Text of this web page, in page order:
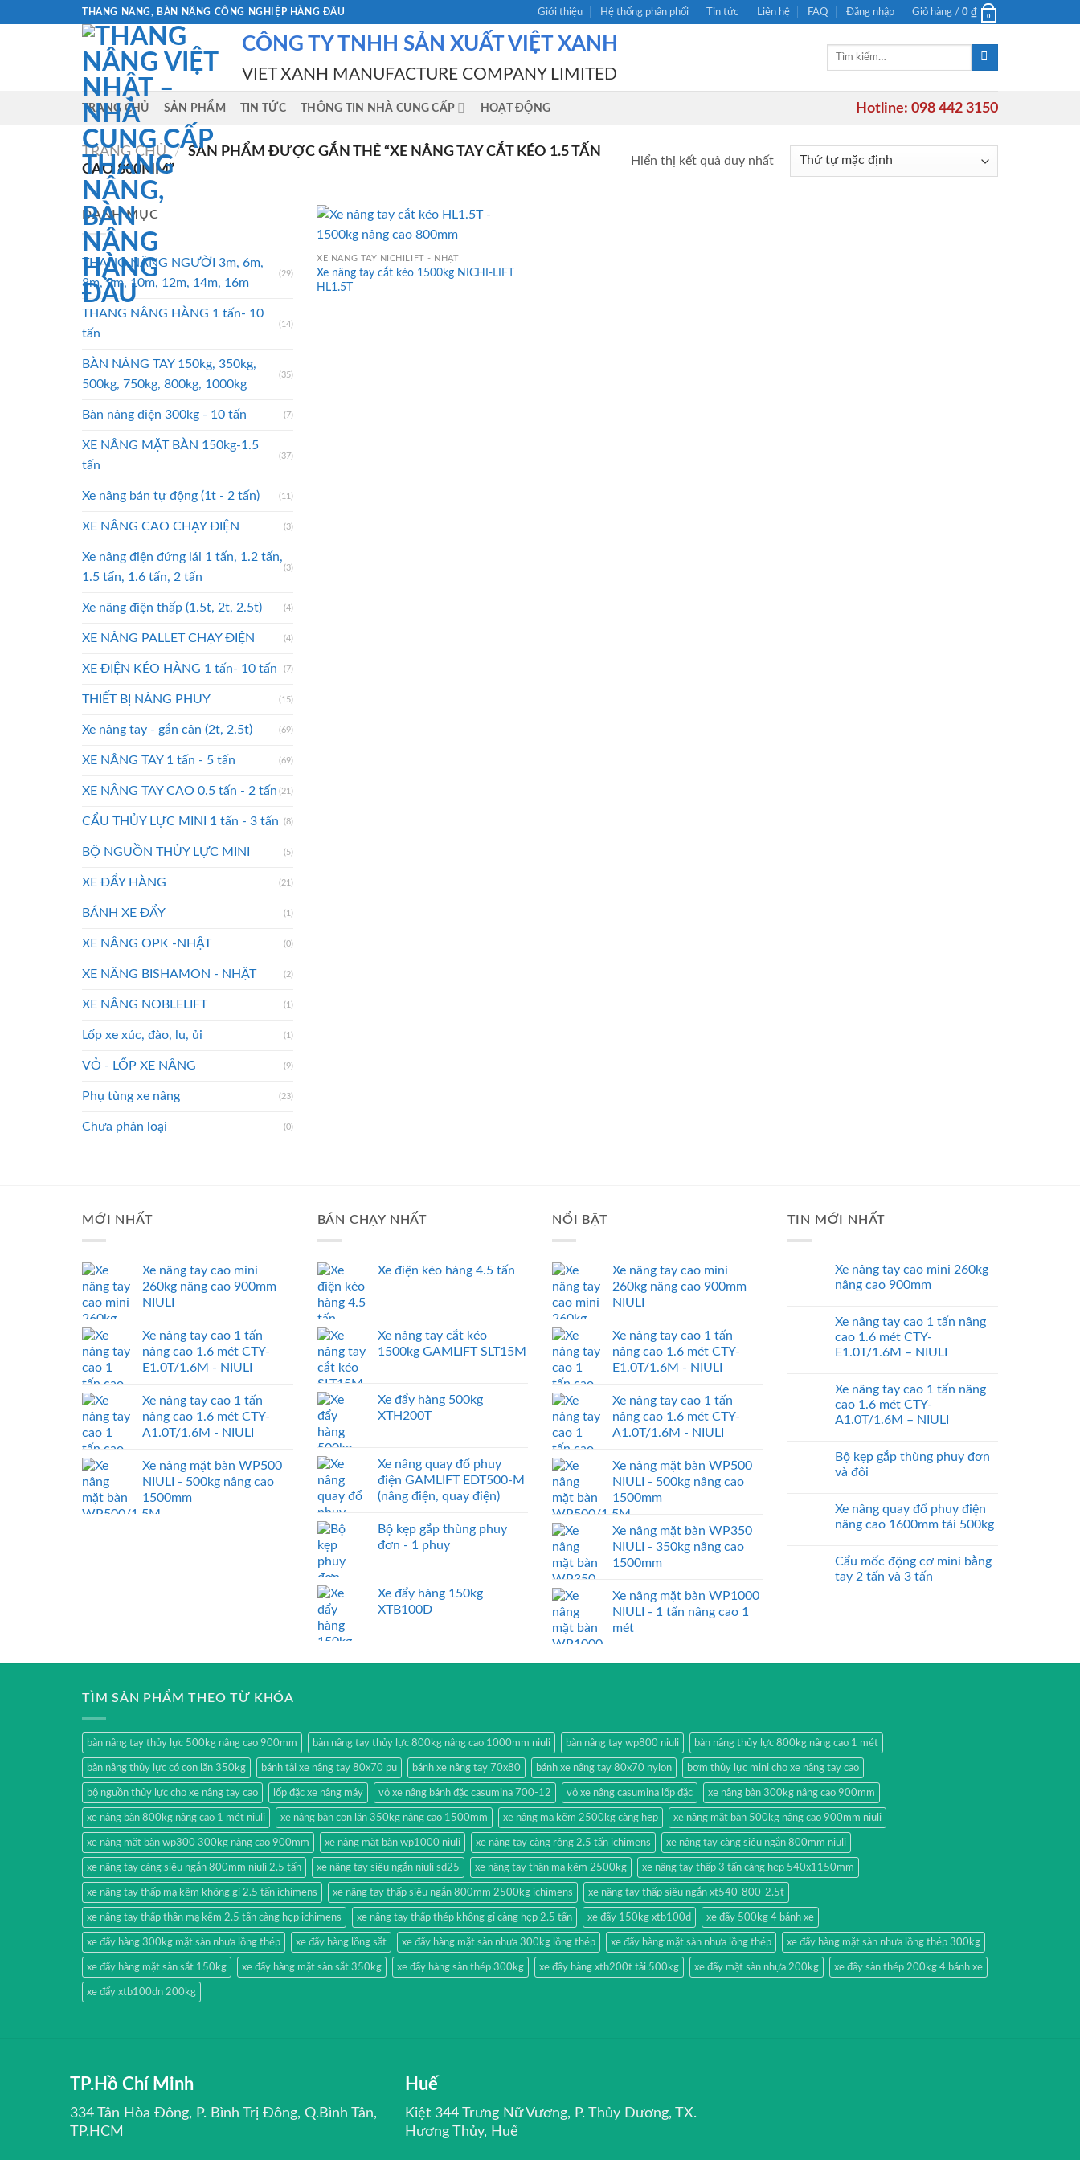
THANG NÂNG, BÀN NÂNG CÔNG NGHIỆP HÀNG ĐẦU Giới thiệu Hệ thống phân phối Tin tức Liên hệ FAQ Đăng nhập Giỏ hàng / 0 ₫ 0
CÔNG TY TNHH SẢN XUẤT VIỆT XANH
VIET XANH MANUFACTURE COMPANY LIMITED
Tìm
TRANG CHỦ SẢN PHẨM TIN TỨC THÔNG TIN NHÀ CUNG CẤP HOẠT ĐỘNG Hotline: 098 442 3150
TRANG CHỦ / SẢN PHẨM ĐƯỢC GẮN THẺ “XE NÂNG TAY CẮT KÉO 1.5 TẤN
CAO 800MM”
Hiển thị kết quả duy nhất
DANH MỤC
THANG NÂNG NGƯỜI 3m, 6m,
8m, 9m, 10m, 12m, 14m, 16m
(29)
THANG NÂNG HÀNG 1 tấn- 10
tấn
(14)
BÀN NÂNG TAY 150kg, 350kg,
500kg, 750kg, 800kg, 1000kg
(35)
Bàn nâng điện 300kg - 10 tấn (7)
XE NÂNG MẶT BÀN 150kg-1.5
tấn
(37)
Xe nâng bán tự động (1t - 2 tấn) (11)
XE NÂNG CAO CHẠY ĐIỆN (3)
Xe nâng điện đứng lái 1 tấn, 1.2 tấn,
1.5 tấn, 1.6 tấn, 2 tấn
(3)
Xe nâng điện thấp (1.5t, 2t, 2.5t) (4)
XE NÂNG PALLET CHẠY ĐIỆN (4)
XE ĐIỆN KÉO HÀNG 1 tấn- 10 tấn (7)
THIẾT BỊ NÂNG PHUY (15)
Xe nâng tay - gắn cân (2t, 2.5t) (69)
XE NÂNG TAY 1 tấn - 5 tấn (69)
XE NÂNG TAY CAO 0.5 tấn - 2 tấn (21)
CẨU THỦY LỰC MINI 1 tấn - 3 tấn (8)
BỘ NGUỒN THỦY LỰC MINI (5)
XE ĐẨY HÀNG (21)
BÁNH XE ĐẨY (1)
XE NÂNG OPK -NHẬT (0)
XE NÂNG BISHAMON - NHẬT (2)
XE NÂNG NOBLELIFT (1)
Lốp xe xúc, đào, lu, ủi (1)
VỎ - LỐP XE NÂNG (9)
Phụ tùng xe nâng (23)
Chưa phân loại (0)
XE NÂNG TAY NICHILIFT - NHẬT
Xe nâng tay cắt kéo 1500kg NICHI-LIFT
HL1.5T
MỚI NHẤT
Xe nâng tay cao mini
260kg nâng cao 900mm
NIULI
Xe nâng tay cao 1 tấn
nâng cao 1.6 mét CTY-
E1.0T/1.6M - NIULI
Xe nâng tay cao 1 tấn
nâng cao 1.6 mét CTY-
A1.0T/1.6M - NIULI
Xe nâng mặt bàn WP500
NIULI - 500kg nâng cao
1500mm
BÁN CHẠY NHẤT
Xe điện kéo hàng 4.5 tấn
Xe nâng tay cắt kéo
1500kg GAMLIFT SLT15M
Xe đẩy hàng 500kg
XTH200T
Xe nâng quay đổ phuy
điện GAMLIFT EDT500-M
(nâng điện, quay điện)
Bộ kẹp gắp thùng phuy
đơn - 1 phuy
Xe đẩy hàng 150kg
XTB100D
NỔI BẬT
Xe nâng tay cao mini
260kg nâng cao 900mm
NIULI
Xe nâng tay cao 1 tấn
nâng cao 1.6 mét CTY-
E1.0T/1.6M - NIULI
Xe nâng tay cao 1 tấn
nâng cao 1.6 mét CTY-
A1.0T/1.6M - NIULI
Xe nâng mặt bàn WP500
NIULI - 500kg nâng cao
1500mm
Xe nâng mặt bàn WP350
NIULI - 350kg nâng cao
1500mm
Xe nâng mặt bàn WP1000
NIULI - 1 tấn nâng cao 1
mét
TIN MỚI NHẤT
Xe nâng tay cao mini 260kg
nâng cao 900mm
Xe nâng tay cao 1 tấn nâng
cao 1.6 mét CTY-
E1.0T/1.6M – NIULI
Xe nâng tay cao 1 tấn nâng
cao 1.6 mét CTY-
A1.0T/1.6M – NIULI
Bộ kẹp gắp thùng phuy đơn
và đôi
Xe nâng quay đổ phuy điện
nâng cao 1600mm tải 500kg
Cẩu mốc động cơ mini bằng
tay 2 tấn và 3 tấn
TÌM SẢN PHẨM THEO TỪ KHÓA
bàn nâng tay thủy lực 500kg nâng cao 900mm bàn nâng tay thủy lực 800kg nâng cao 1000mm niuli bàn nâng tay wp800 niuli bàn nâng thủy lực 800kg nâng cao 1 mét
bàn nâng thủy lực có con lăn 350kg bánh tải xe nâng tay 80x70 pu bánh xe nâng tay 70x80 bánh xe nâng tay 80x70 nylon bơm thủy lực mini cho xe nâng tay cao
bộ nguồn thủy lực cho xe nâng tay cao lốp đặc xe nâng máy vỏ xe nâng bánh đặc casumina 700-12 vỏ xe nâng casumina lốp đặc xe nâng bàn 300kg nâng cao 900mm
xe nâng bàn 800kg nâng cao 1 mét niuli xe nâng bàn con lăn 350kg nâng cao 1500mm xe nâng mạ kẽm 2500kg càng hẹp xe nâng mặt bàn 500kg nâng cao 900mm niuli
xe nâng mặt bàn wp300 300kg nâng cao 900mm xe nâng mặt bàn wp1000 niuli xe nâng tay càng rộng 2.5 tấn ichimens xe nâng tay càng siêu ngắn 800mm niuli
xe nâng tay càng siêu ngắn 800mm niuli 2.5 tấn xe nâng tay siêu ngắn niuli sd25 xe nâng tay thân mạ kẽm 2500kg xe nâng tay thấp 3 tấn càng hẹp 540x1150mm
xe nâng tay thấp mạ kẽm không gỉ 2.5 tấn ichimens xe nâng tay thấp siêu ngắn 800mm 2500kg ichimens xe nâng tay thấp siêu ngắn xt540-800-2.5t
xe nâng tay thấp thân mạ kẽm 2.5 tấn càng hẹp ichimens xe nâng tay thấp thép không gỉ càng hẹp 2.5 tấn xe đẩy 150kg xtb100d xe đẩy 500kg 4 bánh xe
xe đẩy hàng 300kg mặt sàn nhựa lồng thép xe đẩy hàng lồng sắt xe đẩy hàng mặt sàn nhựa 300kg lồng thép xe đẩy hàng mặt sàn nhựa lồng thép xe đẩy hàng mặt sàn nhựa lồng thép 300kg
xe đẩy hàng mặt sàn sắt 150kg xe đẩy hàng mặt sàn sắt 350kg xe đẩy hàng sàn thép 300kg xe đẩy hàng xth200t tải 500kg xe đẩy mặt sàn nhựa 200kg xe đẩy sàn thép 200kg 4 bánh xe
xe đẩy xtb100dn 200kg
TP.Hồ Chí Minh
334 Tân Hòa Đông, P. Bình Trị Đông, Q.Bình Tân,
TP.HCM
Huế
Kiệt 344 Trưng Nữ Vương, P. Thủy Dương, TX.
Hương Thủy, Huế